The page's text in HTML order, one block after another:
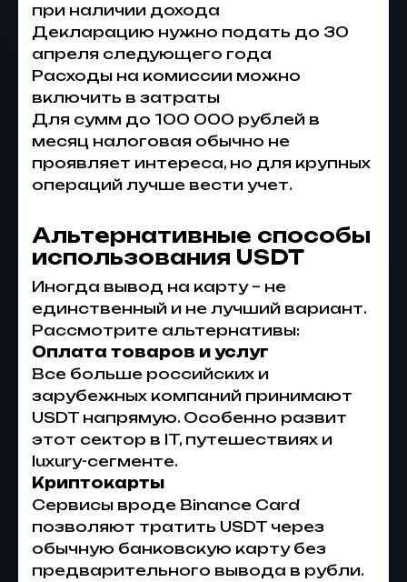
при наличии дохода
Декларацию нужно подать до 30
апреля следующего года
Расходы на комиссии можно
включить в затраты
Для сумм до 100 000 рублей в
месяц налоговая обычно не
проявляет интереса, но для крупных
операций лучше вести учет.
Альтернативные способы
использования USDT
Иногда вывод на карту – не
единственный и не лучший вариант.
Рассмотрите альтернативы:
Оплата товаров и услуг
Все больше российских и
зарубежных компаний принимают
USDT напрямую. Особенно развит
этот сектор в IT, путешествиях и
luxury-сегменте.
Криптокарты
Сервисы вроде Binance Card
позволяют тратить USDT через
обычную банковскую карту без
предварительного вывода в рубли.